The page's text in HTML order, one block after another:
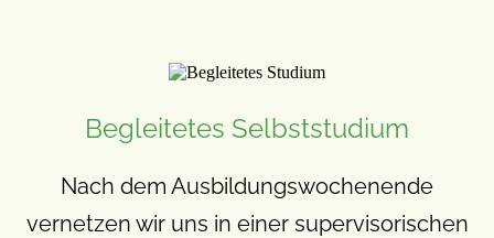
Begleitetes Selbststudium
Nach dem Ausbildungswochenende
vernetzen wir uns in einer supervisorischen